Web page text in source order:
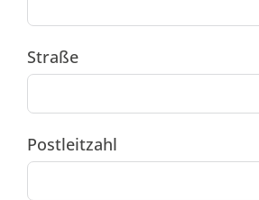
Straße
Postleitzahl